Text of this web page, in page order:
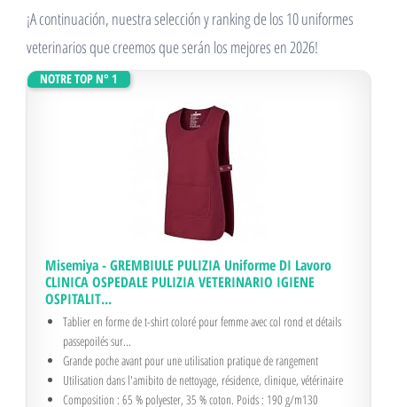
¡A continuación, nuestra selección y ranking de los 10 uniformes
veterinarios que creemos que serán los mejores en 2026!
NOTRE TOP N° 1
Misemiya - GREMBIULE PULIZIA Uniforme DI Lavoro
CLINICA OSPEDALE PULIZIA VETERINARIO IGIENE
OSPITALIT...
Tablier en forme de t-shirt coloré pour femme avec col rond et détails
passepoilés sur...
Grande poche avant pour une utilisation pratique de rangement
Utilisation dans l'amibito de nettoyage, résidence, clinique, vétérinaire
Composition : 65 % polyester, 35 % coton. Poids : 190 g/m130